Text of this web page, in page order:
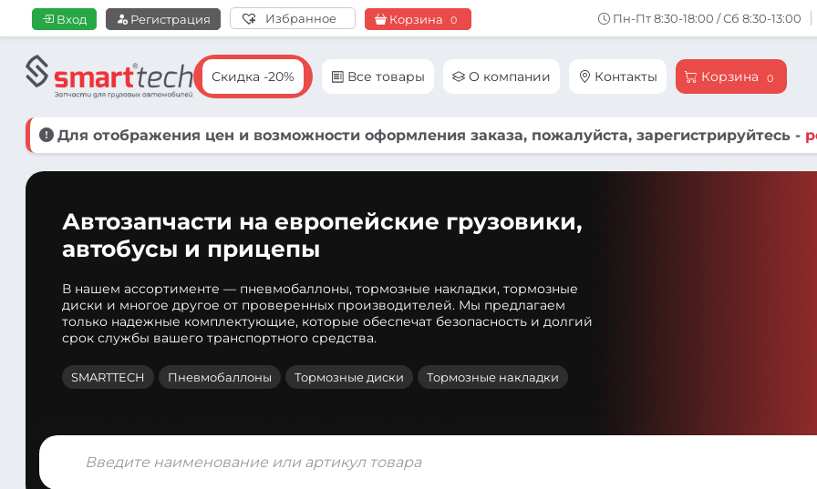
Вход Регистрация Избранное Корзина 0 Пн-Пт 8:30-18:00 / Сб 8:30-13:00
Скидка -20% Все товары О компании Контакты Корзина 0
Для отображения цен и возможности оформления заказа, пожалуйста, зарегистрируйтесь -
Автозапчасти на европейские грузовики,
автобусы и прицепы
В нашем ассортименте — пневмобаллоны, тормозные накладки, тормозные
диски и многое другое от проверенных производителей. Мы предлагаем
только надежные комплектующие, которые обеспечат безопасность и долгий
срок службы вашего транспортного средства.
SMARTTECH Пневмобаллоны Тормозные диски Тормозные накладки
Поиск
товаров